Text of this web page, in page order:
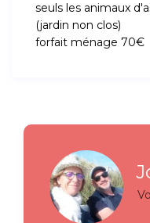
seuls les animaux
(jardin non clos)
forfait ménage 70€